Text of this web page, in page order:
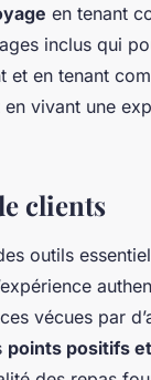
en tenant
inclus qui
et en tenant
vivant une
clients
outils
vécues par
points positifs